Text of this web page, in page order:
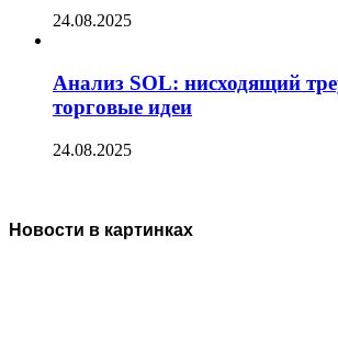
24.08.2025
Анализ SOL: нисходящий
торговые идеи
24.08.2025
Новости в картинках